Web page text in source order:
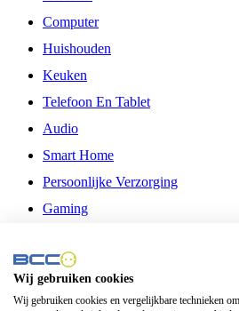
Computer
Huishouden
Keuken
Telefoon En Tablet
Audio
Smart Home
Persoonlijke Verzorging
Gaming
Philips
Schermgrootte 24 Inch
Wij gebruiken cookies
Wij gebruiken cookies en vergelijkbare technieken